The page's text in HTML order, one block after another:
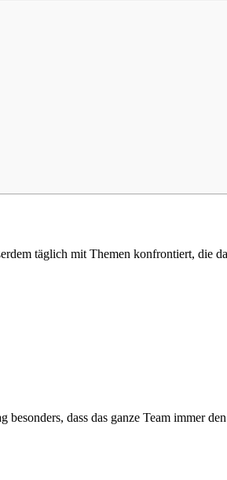
täglich mit Themen konfrontiert, die
dass das ganze Team immer